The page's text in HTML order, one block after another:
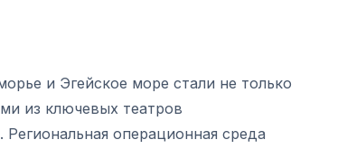
и Эгейское море стали не только
из ключевых театров
операционная среда